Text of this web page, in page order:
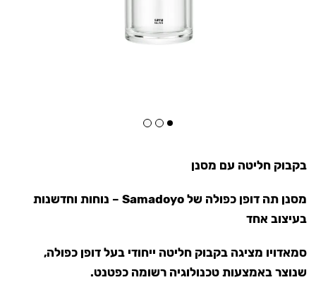
בקבוק חליטה עם מסנן
מסנן תה דופן כפולה של Samadoyo – נוחות וחדשנות
בעיצוב אחד
סמאדויו מציגה בקבוק חליטה ייחודי בעל דופן כפולה,
שנוצר באמצעות טכנולוגיה רשומה כפטנט.